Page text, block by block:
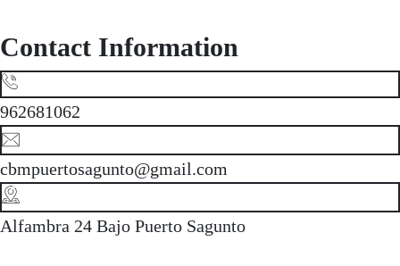
Contact Information
962681062
cbmpuertosagunto@gmail.com
Alfambra 24 Bajo Puerto Sagunto